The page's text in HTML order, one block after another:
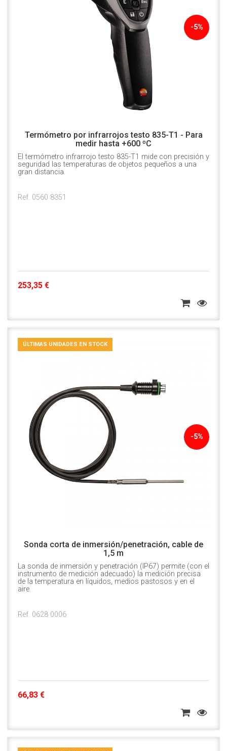
-5%
Termómetro por infrarrojos testo 835-T1 - Para
medir hasta +600 ºC
El termómetro infrarrojo testo 835-T1 mide con precisión y
seguridad las temperaturas de objetos pequeños a una
gran distancia.
Ref. 0560 8351
253,35 €
-5%
ÚLTIMAS UNIDADES EN STOCK
Sonda corta de inmersión/penetración, cable de
1,5 m
La sonda de inmersión y penetración (IP67) permite (con el
instrumento de medición adecuado) la medición precisa
de la temperatura en líquidos, medios pastosos y en el
aire.
Ref. 0628 0006
66,83 €